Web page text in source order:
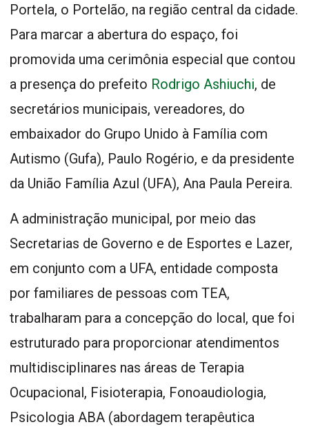
Portela, o Portelão, na região central da cidade.
Para marcar a abertura do espaço, foi
promovida uma cerimônia especial que contou
a presença do prefeito Rodrigo Ashiuchi, de
secretários municipais, vereadores, do
embaixador do Grupo Unido à Família com
Autismo (Gufa), Paulo Rogério, e da presidente
da União Família Azul (UFA), Ana Paula Pereira.
A administração municipal, por meio das
Secretarias de Governo e de Esportes e Lazer,
em conjunto com a UFA, entidade composta
por familiares de pessoas com TEA,
trabalharam para a concepção do local, que foi
estruturado para proporcionar atendimentos
multidisciplinares nas áreas de Terapia
Ocupacional, Fisioterapia, Fonoaudiologia,
Psicologia ABA (abordagem terapêutica